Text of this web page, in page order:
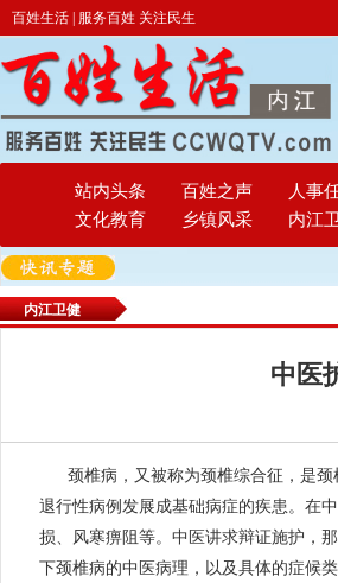
百姓生活 | 服务百姓 关注民生
站内头条 百姓之声 人事
文化教育
乡镇风采 内江
内江卫健
中医
颈椎病，又被称为颈椎综合征，是
退行性病例发展成基础病症的疾患。在
损、风寒痹阻等。中医讲求辩证施护，
下颈椎病的中医病理，以及具体的症候